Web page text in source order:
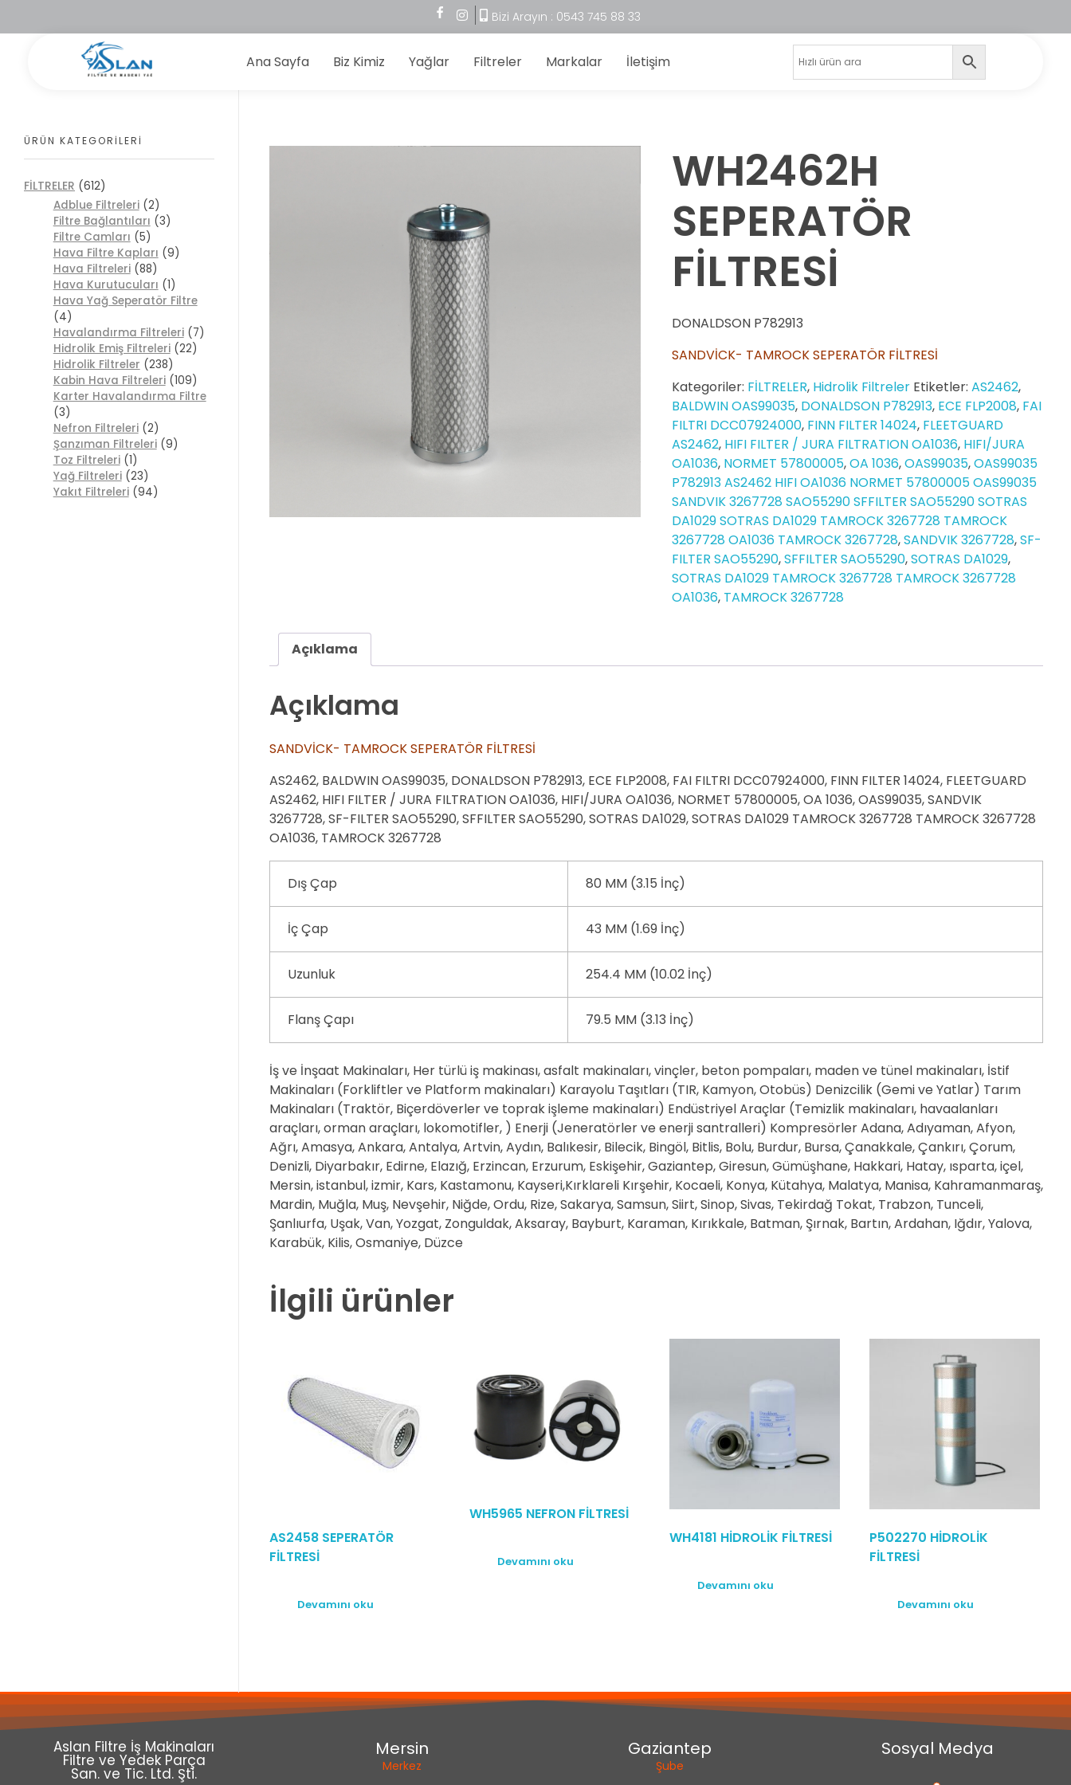
Bizi Arayın : 0543 745 88 33
Ana Sayfa Biz Kimiz Yağlar Filtreler Markalar İletişim
WH2462H
SEPERATÖR
FİLTRESİ
DONALDSON P782913
SANDVİCK- TAMROCK SEPERATÖR FİLTRESİ
Kategoriler: FİLTRELER, Hidrolik Filtreler Etiketler: AS2462,
BALDWIN OAS99035, DONALDSON P782913, ECE FLP2008, FAI
FILTRI DCC07924000, FINN FILTER 14024, FLEETGUARD
AS2462, HIFI FILTER / JURA FILTRATION OA1036, HIFI/JURA
OA1036, NORMET 57800005,OA 1036,OAS99035,OAS99035
P782913 AS2462 HIFI OA1036 NORMET 57800005 OAS99035
SANDVIK 3267728 SAO55290 SFFILTER SAO55290 SOTRAS
DA1029 SOTRAS DA1029 TAMROCK 3267728 TAMROCK
3267728 OA1036 TAMROCK 3267728,SANDVIK 3267728,SF-
FILTER SAO55290,SFFILTER SAO55290,SOTRAS DA1029,
SOTRAS DA1029 TAMROCK 3267728 TAMROCK 3267728
OA1036, TAMROCK 3267728
Açıklama
Açıklama
SANDVİCK- TAMROCK SEPERATÖR FİLTRESİ
AS2462, BALDWIN OAS99035, DONALDSON P782913, ECE FLP2008, FAI FILTRI DCC07924000, FINN FILTER 14024, FLEETGUARD
AS2462, HIFI FILTER / JURA FILTRATION OA1036, HIFI/JURA OA1036, NORMET 57800005, OA 1036, OAS99035, SANDVIK
3267728, SF-FILTER SAO55290, SFFILTER SAO55290, SOTRAS DA1029, SOTRAS DA1029 TAMROCK 3267728 TAMROCK 3267728
OA1036, TAMROCK 3267728
Dış Çap 80 MM (3.15 İnç)
İç Çap 43 MM (1.69 İnç)
Uzunluk 254.4 MM (10.02 İnç)
Flanş Çapı 79.5 MM (3.13 İnç)
İş ve İnşaat Makinaları, Her türlü iş makinası, asfalt makinaları, vinçler, beton pompaları, maden ve tünel makinaları, İstif
Makinaları (Forkliftler ve Platform makinaları) Karayolu Taşıtları (TIR, Kamyon, Otobüs) Denizcilik (Gemi ve Yatlar) Tarım
Makinaları (Traktör, Biçerdöverler ve toprak işleme makinaları) Endüstriyel Araçlar (Temizlik makinaları, havaalanları
araçları, orman araçları, lokomotifler, ) Enerji (Jeneratörler ve enerji santralleri) Kompresörler Adana, Adıyaman, Afyon,
Ağrı, Amasya, Ankara, Antalya, Artvin, Aydın, Balıkesir, Bilecik, Bingöl, Bitlis, Bolu, Burdur, Bursa, Çanakkale, Çankırı, Çorum,
Denizli, Diyarbakır, Edirne, Elazığ, Erzincan, Erzurum, Eskişehir, Gaziantep, Giresun, Gümüşhane, Hakkari, Hatay, ısparta, içel,
Mersin, istanbul, izmir, Kars, Kastamonu, Kayseri,Kırklareli Kırşehir, Kocaeli, Konya, Kütahya, Malatya, Manisa, Kahramanmaraş,
Mardin, Muğla, Muş, Nevşehir, Niğde, Ordu, Rize, Sakarya, Samsun, Siirt, Sinop, Sivas, Tekirdağ Tokat, Trabzon, Tunceli,
Şanlıurfa, Uşak, Van, Yozgat, Zonguldak, Aksaray, Bayburt, Karaman, Kırıkkale, Batman, Şırnak, Bartın, Ardahan, Iğdır, Yalova,
Karabük, Kilis, Osmaniye, Düzce
İlgili ürünler
AS2458 SEPERATÖR
FİLTRESİ
Devamını oku
WH5965 NEFRON FİLTRESİ
Devamını oku
WH4181 HİDROLİK FİLTRESİ
Devamını oku
P502270 HİDROLİK
FİLTRESİ
Devamını oku
ÜRÜN KATEGORILERI
FİLTRELER (612)
Adblue Filtreleri (2)
Filtre Bağlantıları (3)
Filtre Camları (5)
Hava Filtre Kapları (9)
Hava Filtreleri (88)
Hava Kurutucuları (1)
Hava Yağ Seperatör Filtre
(4)
Havalandırma Filtreleri (7)
Hidrolik Emiş Filtreleri (22)
Hidrolik Filtreler (238)
Kabin Hava Filtreleri (109)
Karter Havalandırma Filtre
(3)
Nefron Filtreleri (2)
Şanzıman Filtreleri (9)
Toz Filtreleri (1)
Yağ Filtreleri (23)
Yakıt Filtreleri (94)
Aslan Filtre İş Makinaları
Filtre ve Yedek Parça
San. ve Tic. Ltd. Şti.
Mersin
Merkez
Gaziantep
Şube
Sosyal Medya